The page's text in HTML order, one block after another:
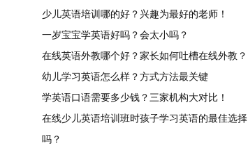
少儿英语培训哪的好？兴趣为最好的老师！
一岁宝宝学英语好吗？会太小吗？
在线英语外教哪个好？家长如何吐槽在线外教？
幼儿学习英语怎么样？方式方法最关键
学英语口语需要多少钱？三家机构大对比！
在线少儿英语培训班时孩子学习英语的最佳选择
吗？